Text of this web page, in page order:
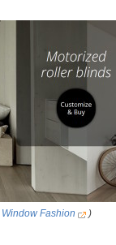
Window Fashion )